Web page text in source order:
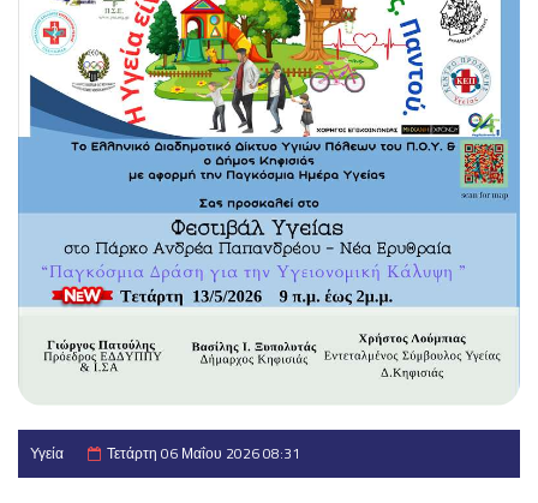
Υγεία Τετάρτη 06 Μαΐου 2026 08:31